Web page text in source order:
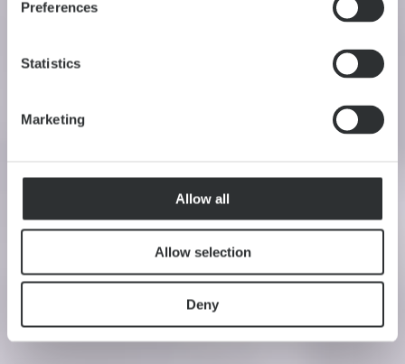
Preferences
Statistics
Marketing
Allow all
Allow selection
Deny